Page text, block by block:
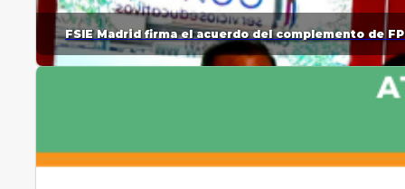
FSIE Madrid firma el acuerdo del complemento de